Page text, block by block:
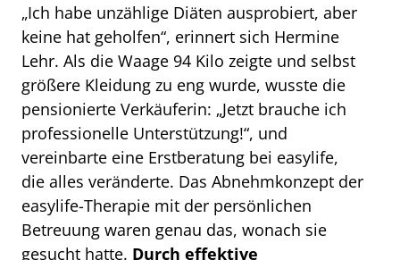
„Ich habe unzählige Diäten ausprobiert, aber
keine hat geholfen“, erinnert sich Hermine
Lehr. Als die Waage 94 Kilo zeigte und selbst
größere Kleidung zu eng wurde, wusste die
pensionierte Verkäuferin: „Jetzt brauche ich
professionelle Unterstützung!“, und
vereinbarte eine Erstberatung bei easylife,
die alles veränderte. Das Abnehmkonzept der
easylife-Therapie mit der persönlichen
Betreuung waren genau das, wonach sie
gesucht hatte. Durch effektive